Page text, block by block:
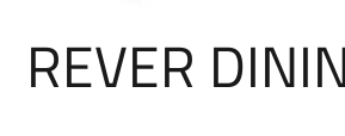
REVER